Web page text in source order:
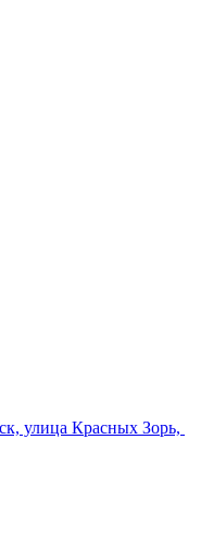
улица Красных Зорь,